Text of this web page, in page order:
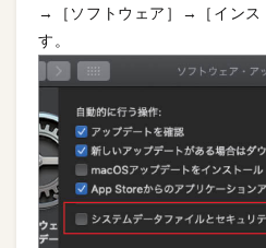
→［ソフトウェア］→［インス
す。